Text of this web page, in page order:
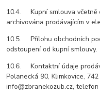
10.4. Kupní smlouva včetně
archivována prodávajícím v
10.5. Přílohu obchodních
odstoupení od kupní smlouvy.
10.6. Kontaktní údaje
Polanecká 90, Klimkovice,
info@zbranekozub.cz,